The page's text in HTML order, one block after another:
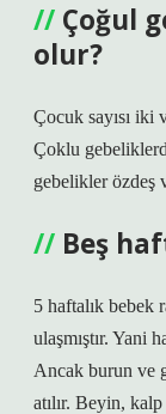
Çoğul
olur?
Çocuk sayısı iki
Çoklu
gebelikler özdeş
Beş
5 haftalık bebek
ulaşmıştır. Yani
Ancak burun ve
atılır. Beyin,